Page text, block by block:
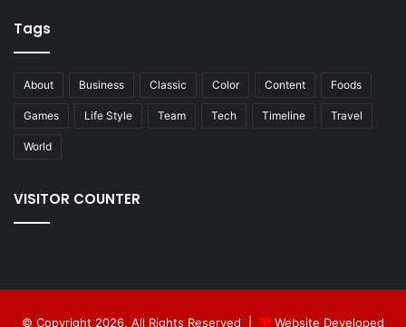
Tags
About Business Classic Color Content Foods
Games Life Style Team Tech Timeline Travel
World
VISITOR COUNTER
© Copyright 2026, All Rights Reserved | Website Developed